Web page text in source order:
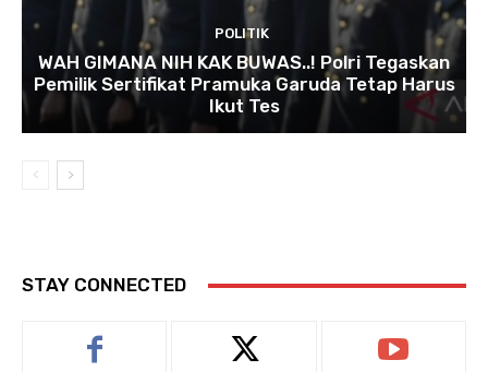
POLITIK
WAH GIMANA NIH KAK BUWAS..! Polri Tegaskan
Pemilik Sertifikat Pramuka Garuda Tetap Harus
Ikut Tes
STAY CONNECTED